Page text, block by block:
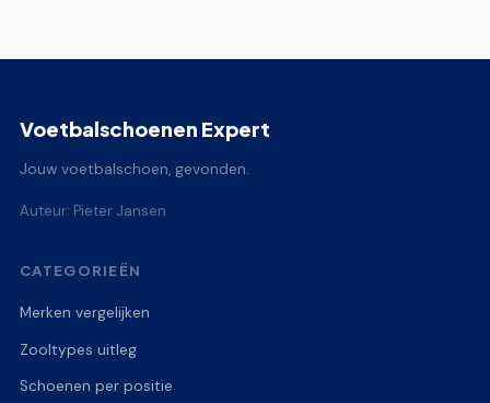
Voetbalschoenen Expert
Jouw voetbalschoen, gevonden.
Auteur: Pieter Jansen
CATEGORIEËN
Merken vergelijken
Zooltypes uitleg
Schoenen per positie